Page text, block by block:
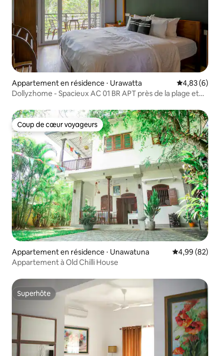
Appartement en résidence ⋅ Urawatta Évaluation
4,83 (6)
Dollyzhome - Spacieux AC 01 BR APT près de la plage et
Coup de cœur voyageurs
Coup de cœur voyageurs
Appartement en résidence ⋅ Unawatuna Évaluation
4,99 (82)
Appartement à Old Chilli House
Superhôte
Superhôte